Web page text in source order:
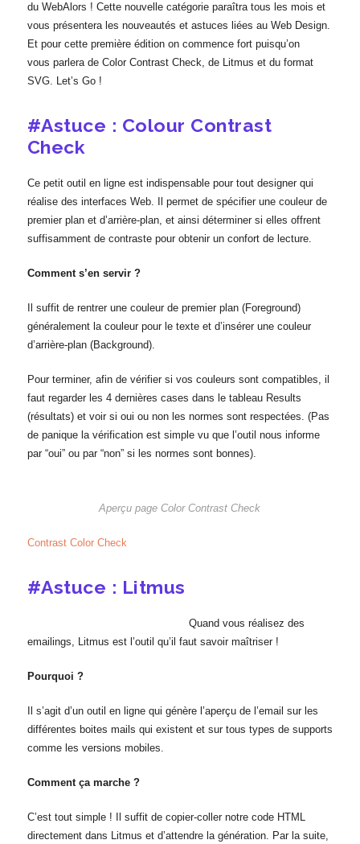
du WebAlors ! Cette nouvelle catégorie paraîtra tous les mois et
vous présentera les nouveautés et astuces liées au Web Design.
Et pour cette première édition on commence fort puisqu’on
vous parlera de Color Contrast Check, de Litmus et du format
SVG. Let’s Go !
#Astuce : Colour Contrast
Check
Ce petit outil en ligne est indispensable pour tout designer qui
réalise des interfaces Web. Il permet de spécifier une couleur de
premier plan et d’arrière-plan, et ainsi déterminer si elles offrent
suffisamment de contraste pour obtenir un confort de lecture.
Comment s’en servir ?
Il suffit de rentrer une couleur de premier plan (Foreground)
généralement la couleur pour le texte et d’insérer une couleur
d’arrière-plan (Background).
Pour terminer, afin de vérifier si vos couleurs sont compatibles, il
faut regarder les 4 dernières cases dans le tableau Results
(résultats) et voir si oui ou non les normes sont respectées. (Pas
de panique la vérification est simple vu que l’outil nous informe
par “oui” ou par “non” si les normes sont bonnes).
Aperçu page Color Contrast Check
Contrast Color Check
#Astuce : Litmus
Quand vous réalisez des
emailings, Litmus est l’outil qu’il faut savoir maîtriser !
Pourquoi ?
Il s’agit d’un outil en ligne qui génère l’aperçu de l’email sur les
différentes boites mails qui existent et sur tous types de supports
comme les versions mobiles.
Comment ça marche ?
C’est tout simple ! Il suffit de copier-coller notre code HTML
directement dans Litmus et d’attendre la génération. Par la suite,